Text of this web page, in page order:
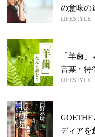
の意味の
LIFESTYLE
「羊歯
言葉・特
LIFESTYLE
GOETHE
ディアを